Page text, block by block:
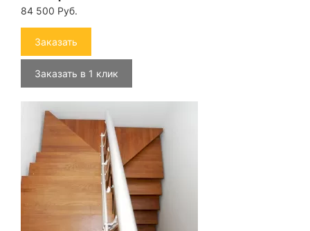
84 500 Руб.
Заказать
Заказать в 1 клик